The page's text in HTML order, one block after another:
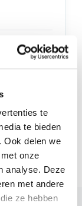
te
te bieden
Ook delen we
onze
analyse. Deze
met andere
ze hebben
sai di poter
a inviare una
includendo
esaminata per